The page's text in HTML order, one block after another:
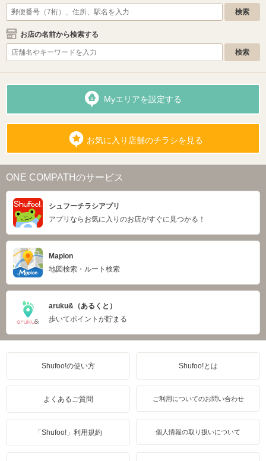
お店の名前から検索する
Myエリアを設定する
お気に入り店舗のチラシを見る
ONE COMPATHのサービス
シュフーチラシアプリ
アプリならお気に入りのお店がすぐに見つかる！
Mapion
地図検索・ルート検索
aruku&（あるくと）
歩いてポイントが貯まる
Shufoo!の使い方 Shufoo!とは
よくあるご質問 ご利用についてのお問い合わせ
「Shufoo!」利用規約 個人情報の取り扱いについて